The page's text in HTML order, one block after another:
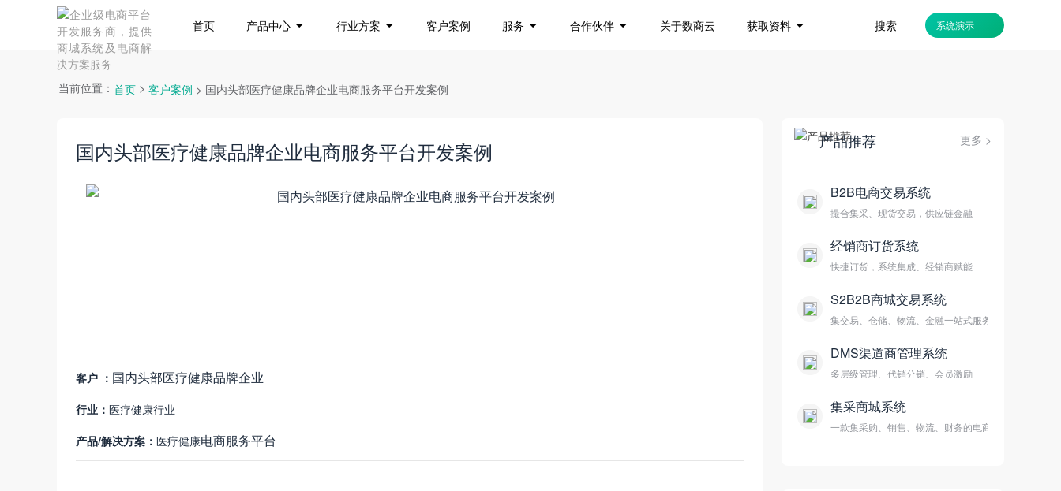
首页 产品中心 行业方案 客户案例 服务 合作伙伴 关于数商云 获取资料 搜索 系统演示
当前位置： 首页 > 客户案例 > 国内头部医疗健康品牌企业电商服务平台开发案例
国内头部医疗健康品牌企业电商服务平台开发案例
客户 ： 国内头部医疗健康品牌企业
行业： 医疗健康行业
产品/解决方案： 医疗健康电商服务平台
产品推荐 更多 >
B2B电商交易系统
撮合集采、现货交易，供应链金融
经销商订货系统
快捷订货，系统集成、经销商赋能
S2B2B商城交易系统
集交易、仓储、物流、金融一站式服务
DMS渠道商管理系统
多层级管理、代销分销、会员激励
集采商城系统
一款集采购、销售、物流、财务的电商平台